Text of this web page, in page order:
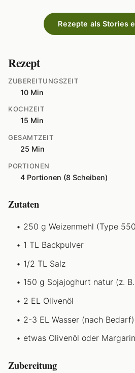
Rezepte als Stories
Rezept
ZUBEREITUNGSZEIT
10 Min
KOCHZEIT
15 Min
GESAMTZEIT
25 Min
PORTIONEN
4 Portionen (8 Scheiben)
Zutaten
250 g Weizenmehl (Type
1 TL Backpulver
1/2 TL Salz
150 g Sojajoghurt natur (z.
2 EL Olivenöl
2-3 EL Wasser (nach Bedarf)
etwas Olivenöl oder
Zubereitung